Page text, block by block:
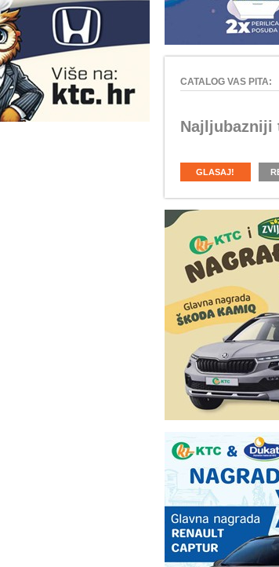
CATALOG VAS PITA:
Najljubazniji
GLASAJ!